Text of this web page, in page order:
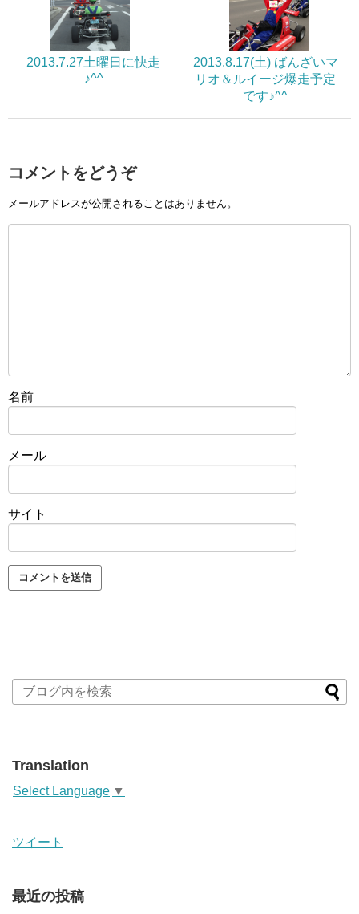
2013.7.27土曜日に快走
♪^^
2013.8.17(土) ばんざいマ
リオ＆ルイージ爆走予定
です♪^^
コメントをどうぞ
メールアドレスが公開されることはありません。
名前
メール
サイト
Translation
Select Language ▼
ツイート
最近の投稿